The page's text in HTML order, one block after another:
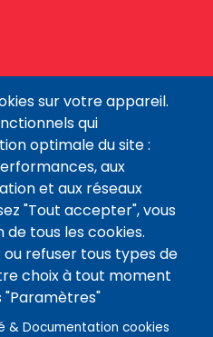
sur votre appareil.
qui
optimale du site :
aux
et aux réseaux
"Tout accepter", vous
tous les cookies.
refuser tous types de
choix à tout moment
& Documentation cookies
NATIONALE
nous